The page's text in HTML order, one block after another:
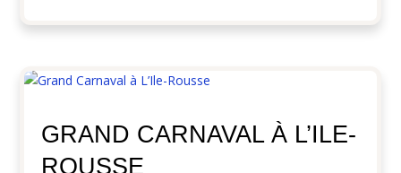
GRAND CARNAVAL À L’ILE-
ROUSSE